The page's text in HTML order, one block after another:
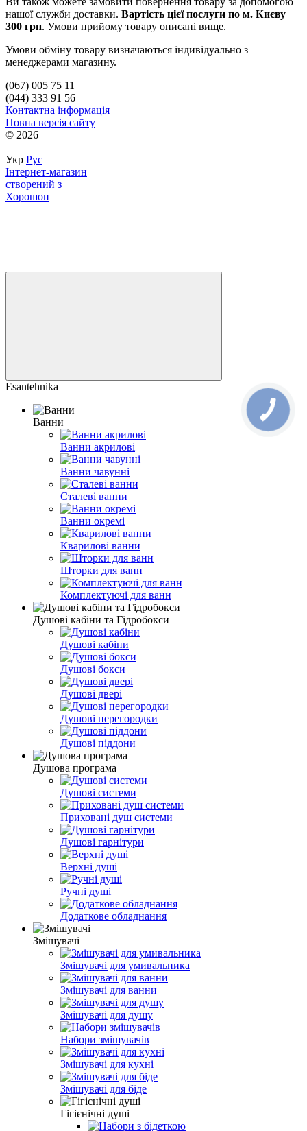
нашої служби доставки. Вартість цієї послуги по м. Києву
300 грн. Умови прийому товару описані вище.
Умови обміну товару визначаються індивідуально з
менеджерами магазину.
(067) 005 75 11
(044) 333 91 56
Контактна інформація
Повна версія сайту
© 2026
Укр Рус
Інтернет-магазин
створений з
Хорошоп
Esantehnika
Ванни
Ванни акрилові
Ванни чавунні
Сталеві ванни
Ванни окремі
Кварилові ванни
Шторки для ванн
Комплектуючі для ванн
Душові кабіни та Гідробокси
Душові кабіни
Душові бокси
Душові двері
Душові перегородки
Душові піддони
Душова програма
Душові системи
Приховані душ системи
Душові гарнітури
Верхні душі
Ручні душі
Додаткове обладнання
Змішувачі
Змішувачі для умивальника
Змішувачі для ванни
Змішувачі для душу
Набори змішувачів
Змішувачі для кухні
Змішувачі для біде
Гігієнічні душі